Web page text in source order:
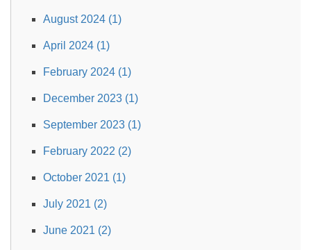
August 2024 (1)
April 2024 (1)
February 2024 (1)
December 2023 (1)
September 2023 (1)
February 2022 (2)
October 2021 (1)
July 2021 (2)
June 2021 (2)